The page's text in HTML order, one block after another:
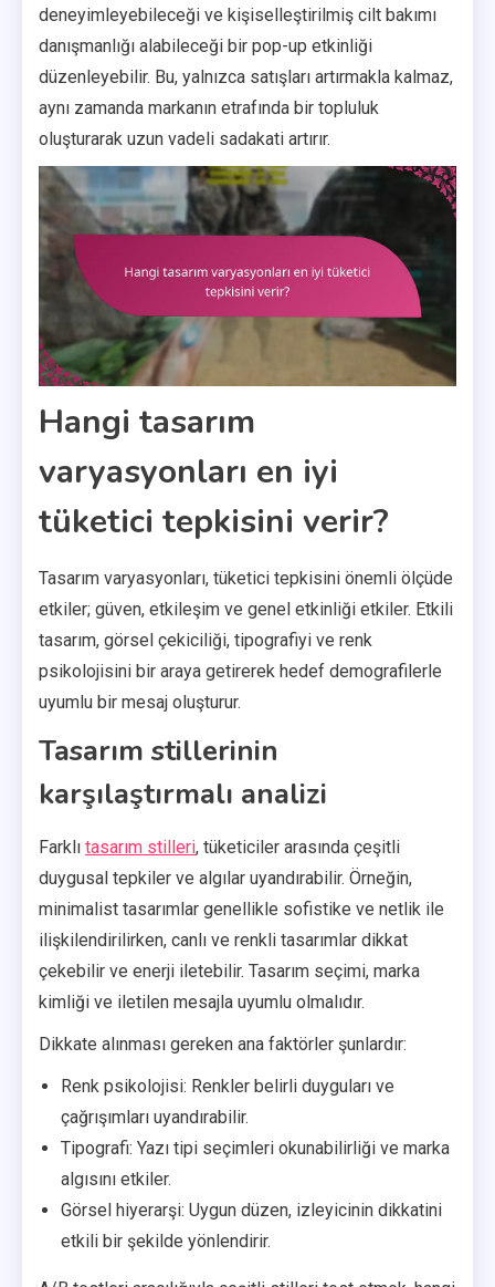
deneyimleyebileceği ve kişiselleştirilmiş cilt bakımı
danışmanlığı alabileceği bir pop-up etkinliği
düzenleyebilir. Bu, yalnızca satışları artırmakla kalmaz,
aynı zamanda markanın etrafında bir topluluk
oluşturarak uzun vadeli sadakati artırır.
Hangi tasarım
varyasyonları en iyi
tüketici tepkisini verir?
Tasarım varyasyonları, tüketici tepkisini önemli ölçüde
etkiler; güven, etkileşim ve genel etkinliği etkiler. Etkili
tasarım, görsel çekiciliği, tipografiyi ve renk
psikolojisini bir araya getirerek hedef demografilerle
uyumlu bir mesaj oluşturur.
Tasarım stillerinin
karşılaştırmalı analizi
Farklı tasarım stilleri, tüketiciler arasında çeşitli
duygusal tepkiler ve algılar uyandırabilir. Örneğin,
minimalist tasarımlar genellikle sofistike ve netlik ile
ilişkilendirilirken, canlı ve renkli tasarımlar dikkat
çekebilir ve enerji iletebilir. Tasarım seçimi, marka
kimliği ve iletilen mesajla uyumlu olmalıdır.
Dikkate alınması gereken ana faktörler şunlardır:
Renk psikolojisi: Renkler belirli duyguları ve
çağrışımları uyandırabilir.
Tipografi: Yazı tipi seçimleri okunabilirliği ve marka
algısını etkiler.
Görsel hiyerarşi: Uygun düzen, izleyicinin dikkatini
etkili bir şekilde yönlendirir.